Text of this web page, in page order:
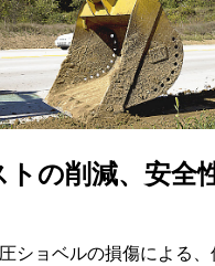
トの削減、安全
ショベルの損傷による